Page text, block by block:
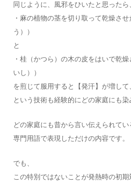
同じように、風邪をひいたと思ったら
・麻の植物の茎を切り取って乾燥さ
う））
と
・桂（かつら）の木の皮をはいで乾
いし））
を煎じて服用すると【発汗】が増し
という技術も経験的にどの家庭にも染
どの家庭にも昔から言い伝えられて
専門用語で表現しただけの内容です。
でも、
この特別ではないことが発熱時の初